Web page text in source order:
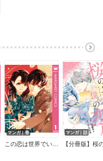
マンガ｜巻
この恋は世界でいちばん美しい雨
マンガ｜話